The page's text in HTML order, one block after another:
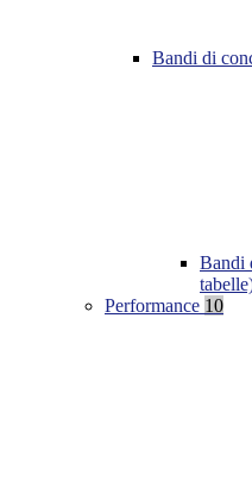
Bandi di
Bandi
Performance 10